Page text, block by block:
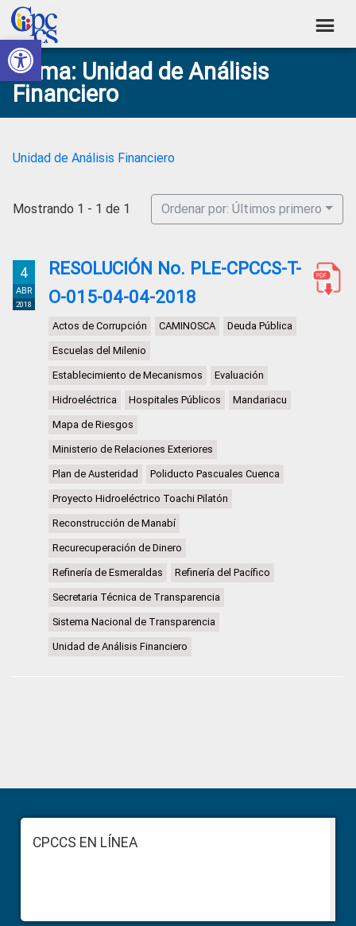
Abrir barra de herramientas
Skip
to
primary
navigation
Skip
to
main
content
Skip
to
primary
sidebar
Skip
to
footer
Consejo
de
Participación
Social
Construyendo
Poder
Ciudadano
Tema: Unidad de Análisis
Financiero
Unidad de Análisis Financiero
Mostrando 1 - 1 de 1 Ordenar por: Últimos primero
4
ABR
2018
RESOLUCIÓN No. PLE-CPCCS-T-
O-015-04-04-2018
Actos de Corrupción CAMINOSCA Deuda Pública
Escuelas del Milenio
Establecimiento de Mecanismos Evaluación
Hidroeléctrica Hospitales Públicos Mandariacu
Mapa de Riesgos
Ministerio de Relaciones Exteriores
Plan de Austeridad Poliducto Pascuales Cuenca
Proyecto Hidroeléctrico Toachi Pilatón
Reconstrucción de Manabí
Recurecuperación de Dinero
Refinería de Esmeraldas Refinería del Pacífico
Secretaria Técnica de Transparencia
Sistema Nacional de Transparencia
Unidad de Análisis Financiero
Sidebar
FooterCPCCS EN LÍNEA